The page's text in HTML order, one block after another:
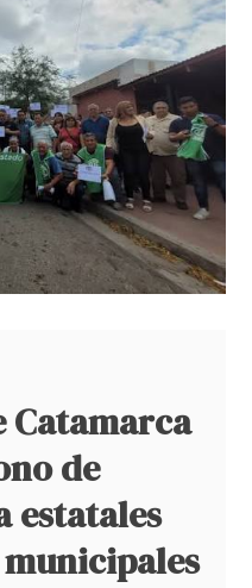
Catamarca
de
estatales